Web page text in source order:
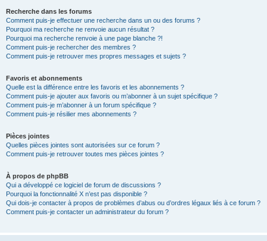
Recherche dans les forums
Comment puis-je effectuer une recherche dans un ou des forums ?
Pourquoi ma recherche ne renvoie aucun résultat ?
Pourquoi ma recherche renvoie à une page blanche ?!
Comment puis-je rechercher des membres ?
Comment puis-je retrouver mes propres messages et sujets ?
Favoris et abonnements
Quelle est la différence entre les favoris et les abonnements ?
Comment puis-je ajouter aux favoris ou m’abonner à un sujet spécifique ?
Comment puis-je m’abonner à un forum spécifique ?
Comment puis-je résilier mes abonnements ?
Pièces jointes
Quelles pièces jointes sont autorisées sur ce forum ?
Comment puis-je retrouver toutes mes pièces jointes ?
À propos de phpBB
Qui a développé ce logiciel de forum de discussions ?
Pourquoi la fonctionnalité X n’est pas disponible ?
Qui dois-je contacter à propos de problèmes d’abus ou d’ordres légaux liés à ce forum ?
Comment puis-je contacter un administrateur du forum ?